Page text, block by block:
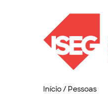
Início/ Pessoas